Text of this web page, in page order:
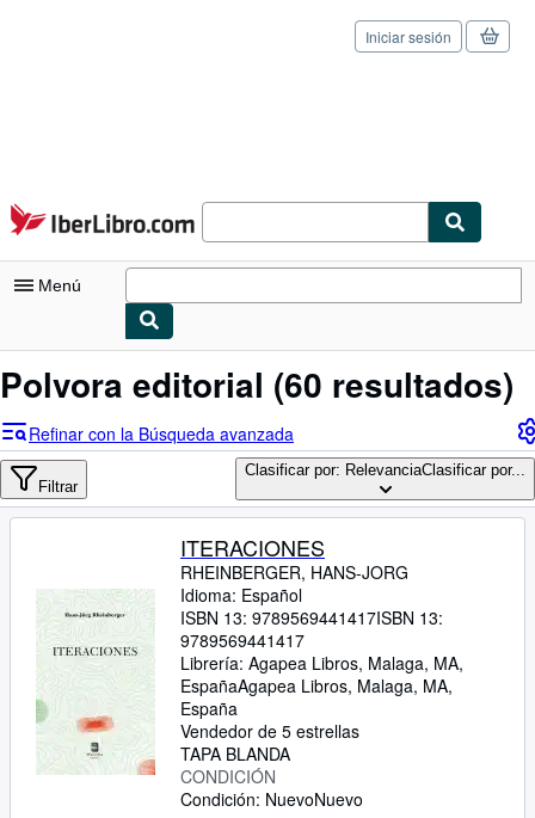
Pasar al contenido principal
IberLibro.com
Iniciar sesión
Menú
Mi cuenta
Cerrar sesión
Búsqueda avanzada
Arte y coleccionismo
Vendedores
Comenzar a vender
CERRAR
Polvora editorial (60 resultados)
Refinar con la Búsqueda avanzada
Filtrar
Clasificar por: RelevanciaClasificar por...
ITERACIONES
RHEINBERGER, HANS-JORG
Idioma: Español
ISBN 13: 9789569441417ISBN 13:
9789569441417
Librería: Agapea Libros, Malaga, MA,
EspañaAgapea Libros, Malaga, MA,
España
Vendedor de 5 estrellas
TAPA BLANDA
CONDICIÓN
Condición: NuevoNuevo